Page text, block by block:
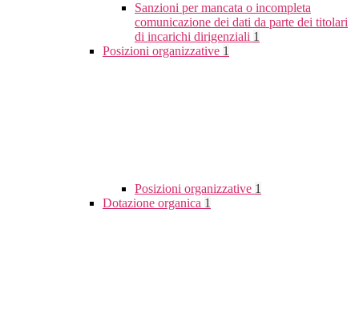
Sanzioni per mancata o incompleta
comunicazione dei dati da parte dei titolari
di incarichi dirigenziali 1
Posizioni organizzative 1
Posizioni organizzative 1
Dotazione organica 1